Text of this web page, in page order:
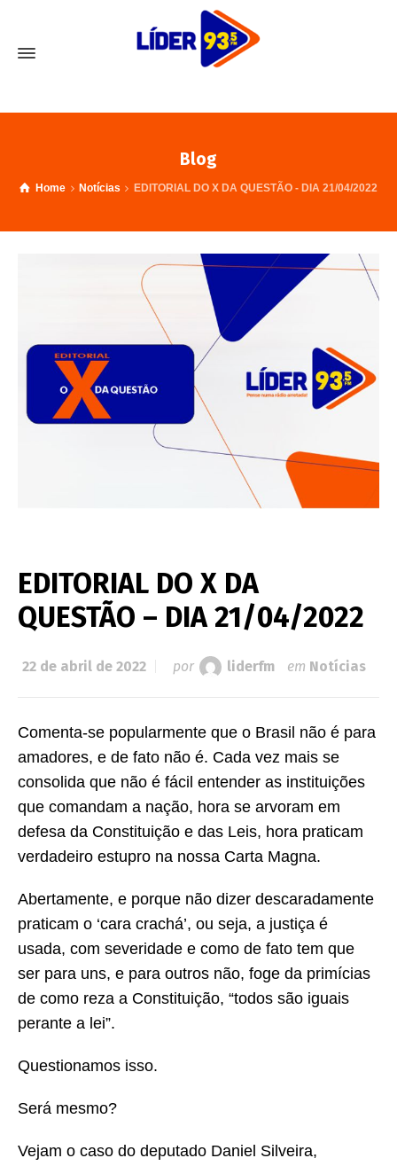
Blog
Home Notícias EDITORIAL DO X DA QUESTÃO - DIA 21/04/2022
EDITORIAL DO X DA
QUESTÃO – DIA 21/04/2022
22 de abril de 2022 por liderfm em Notícias
Comenta-se popularmente que o Brasil não é para
amadores, e de fato não é. Cada vez mais se
consolida que não é fácil entender as instituições
que comandam a nação, hora se arvoram em
defesa da Constituição e das Leis, hora praticam
verdadeiro estupro na nossa Carta Magna.
Abertamente, e porque não dizer descaradamente
praticam o ‘cara crachá’, ou seja, a justiça é
usada, com severidade e como de fato tem que
ser para uns, e para outros não, foge da primícias
de como reza a Constituição, “todos são iguais
perante a lei”.
Questionamos isso.
Será mesmo?
Vejam o caso do deputado Daniel Silveira,